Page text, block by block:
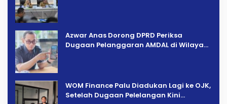
Azwar Anas Dorong DPRD Periksa
Dugaan Pelanggaran AMDAL di Wilayah
‎WOM Finance Palu Diadukan Lagi ke OJK,
Setelah Dugaan Pelelangan Kini